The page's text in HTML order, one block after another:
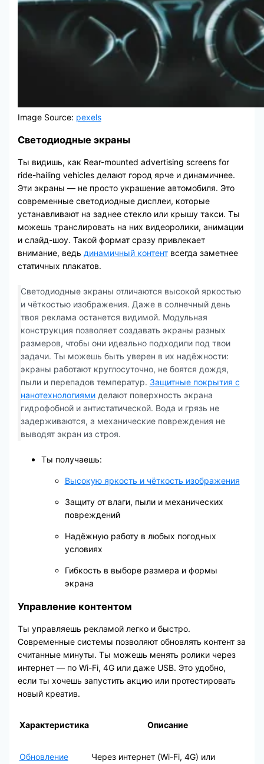
Image Source: pexels
Светодиодные экраны
Ты видишь, как Rear-mounted advertising screens for
ride-hailing vehicles делают город ярче и динамичнее.
Эти экраны — не просто украшение автомобиля. Это
современные светодиодные дисплеи, которые
устанавливают на заднее стекло или крышу такси. Ты
можешь транслировать на них видеоролики, анимации
и слайд-шоу. Такой формат сразу привлекает
внимание, ведь динамичный контентвсегда заметнее
статичных плакатов.
Светодиодные экраны отличаются высокой яркостью
и чёткостью изображения. Даже в солнечный день
твоя реклама останется видимой. Модульная
конструкция позволяет создавать экраны разных
размеров, чтобы они идеально подходили под твои
задачи. Ты можешь быть уверен в их надёжности:
экраны работают круглосуточно, не боятся дождя,
пыли и перепадов температур. Защитные покрытия с
нанотехнологиямиделают поверхность экрана
гидрофобной и антистатической. Вода и грязь не
задерживаются, а механические повреждения не
выводят экран из строя.
Ты получаешь:
Высокую яркость и чёткость изображения
Защиту от влаги, пыли и механических
повреждений
Надёжную работу в любых погодных
условиях
Гибкость в выборе размера и формы
экрана
Управление контентом
Ты управляешь рекламой легко и быстро.
Современные системы позволяют обновлять контент за
считанные минуты. Ты можешь менять ролики через
интернет — по Wi-Fi, 4G или даже USB. Это удобно,
если ты хочешь запустить акцию или протестировать
новый креатив.
Характеристика Описание
Обновление
Через интернет (Wi-Fi, 4G) или